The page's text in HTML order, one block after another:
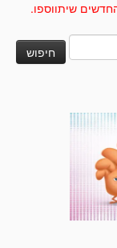
שיתווספו.